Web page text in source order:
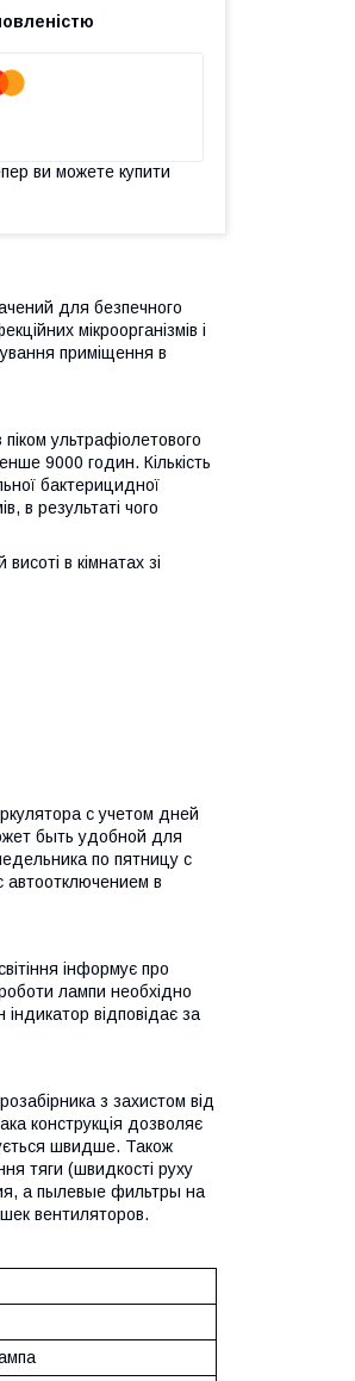
ви можете купити
для безпечного
мікроорганізмів і
приміщення в
ультрафіолетового
9000 годин. Кількість
бактерицидної
в результаті чого
в кімнатах зі
с учетом дней
быть удобной для
по пятницу с
в
інформує про
лампи необхідно
відповідає за
з захистом від
конструкція дозволяє
швидше. Також
тяги (швидкості руху
а пылевые фильтры на
вентиляторов.